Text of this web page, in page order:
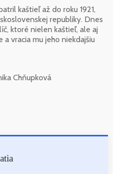
kaštieľ až do roku 1921,
republiky. Dnes
ktoré nielen kaštieľ, ale aj
vracia mu jeho niekdajšiu
Chňupková